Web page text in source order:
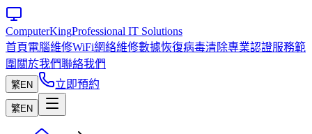
ComputerKingProfessional IT Solutions
首頁電腦維修WiFi網絡維修數據恢復病毒清除專業認證服務範
圍 關於我們聯絡我們
繁EN 立即預約
繁EN